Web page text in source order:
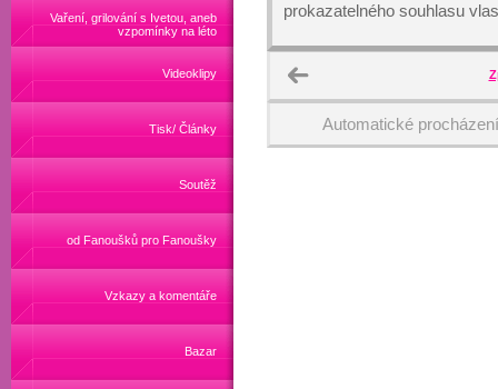
Vaření, grilování s Ivetou, aneb
vzpomínky na léto
Videoklipy
Tisk/ Články
Soutěž
od Fanoušků pro Fanoušky
Vzkazy a komentáře
Bazar
prokazatelného souhlasu
Automatické